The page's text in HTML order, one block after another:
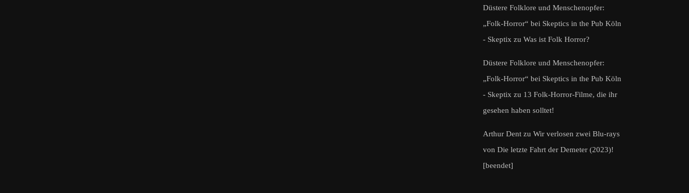
Düstere Folklore und Menschenopfer:
„Folk-Horror“ bei Skeptics in the Pub Köln
- Skeptix zu Was ist Folk Horror?
Düstere Folklore und Menschenopfer:
„Folk-Horror“ bei Skeptics in the Pub Köln
- Skeptix zu 13 Folk-Horror-Filme, die ihr
gesehen haben solltet!
Arthur Dent zu Wir verlosen zwei Blu-rays
von Die letzte Fahrt der Demeter (2023)!
[beendet]